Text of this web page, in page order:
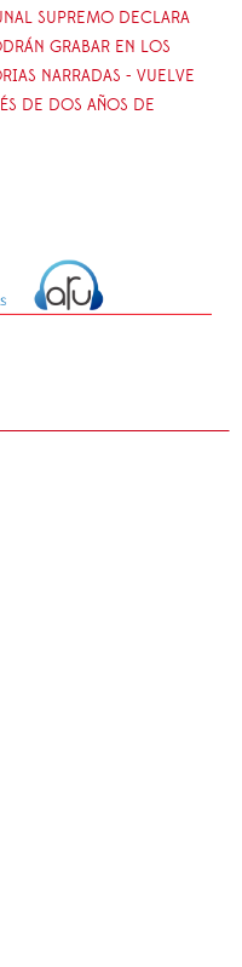
SUPREMO DECLARA
GRABAR EN LOS
NARRADAS - VUELVE
DE DOS AÑOS DE